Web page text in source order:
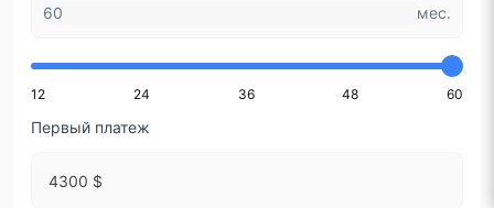
мес.
12 24 36 48 60
Первый платеж
4300 $